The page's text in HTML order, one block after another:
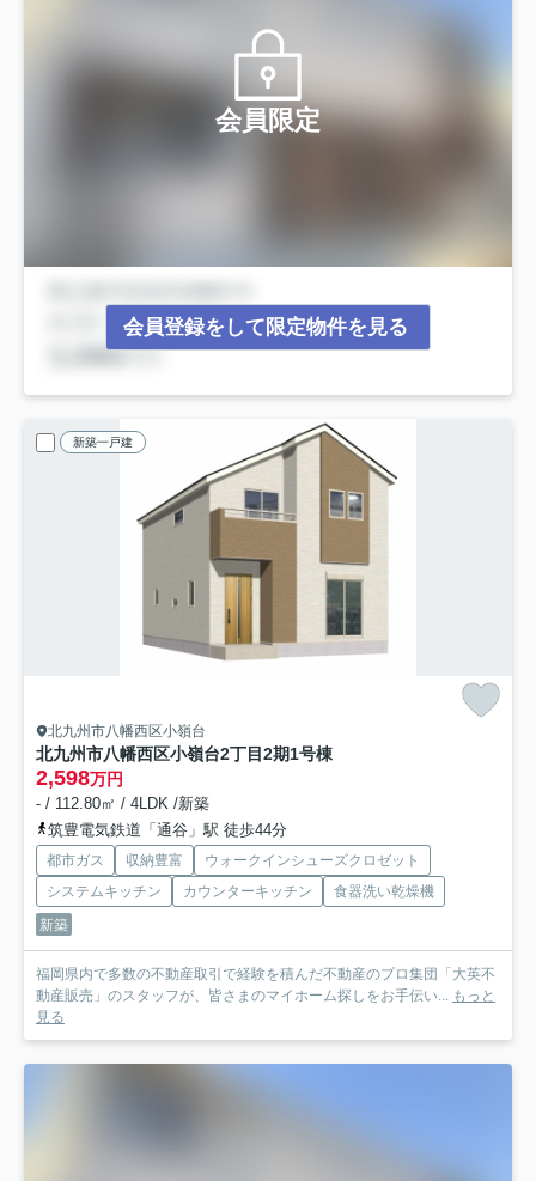
会員限定
会員登録をして限定物件を見る
新築一戸建
北九州市八幡西区小嶺台
北九州市八幡西区小嶺台2丁目2期1号棟
2,598万円
- / 112.80㎡ / 4LDK /新築
筑豊電気鉄道「通谷」駅 徒歩44分
都市ガス 収納豊富
ウォークインシューズクロゼット
システムキッチン
カウンターキッチン
食器洗い乾燥機
新築
福岡県内で多数の不動産取引で経験を積んだ不動産のプロ集団「大英不
動産販売」のスタッフが、皆さまのマイホーム探しをお手伝い... もっと
見る